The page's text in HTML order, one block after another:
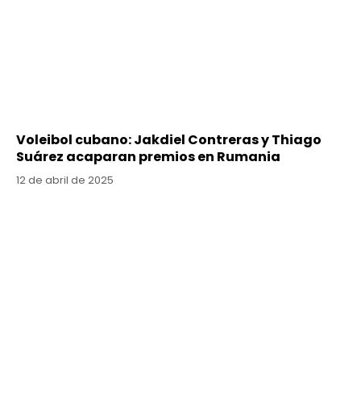
Voleibol cubano: Jakdiel Contreras y Thiago
Suárez acaparan premios en Rumania
12 de abril de 2025